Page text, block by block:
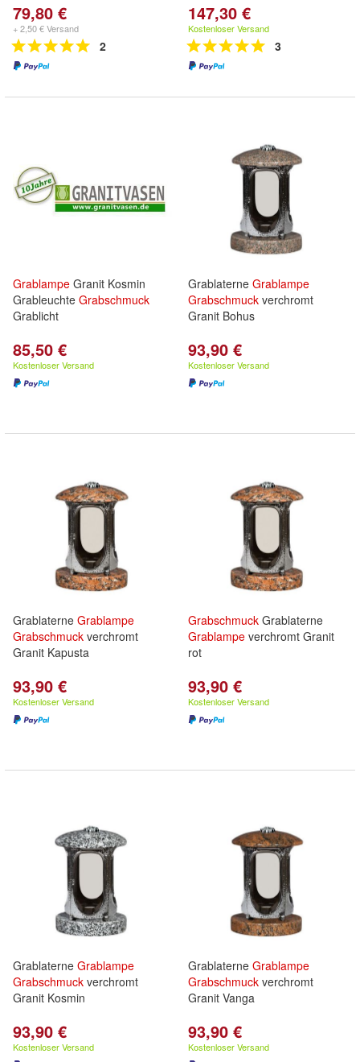
79,80 €
+ 2,50 € Versand
2
147,30 €
Kostenloser Versand
3
Grablampe Granit Kosmin
Grableuchte Grabschmuck
Grablicht
85,50 €
Kostenloser Versand
Grablaterne Grablampe
Grabschmuck verchromt
Granit Bohus
93,90 €
Kostenloser Versand
Grablaterne Grablampe
Grabschmuck verchromt
Granit Kapusta
93,90 €
Kostenloser Versand
Grabschmuck Grablaterne
Grablampe verchromt Granit
rot
93,90 €
Kostenloser Versand
Grablaterne Grablampe
Grabschmuck verchromt
Granit Kosmin
93,90 €
Kostenloser Versand
Grablaterne Grablampe
Grabschmuck verchromt
Granit Vanga
93,90 €
Kostenloser Versand